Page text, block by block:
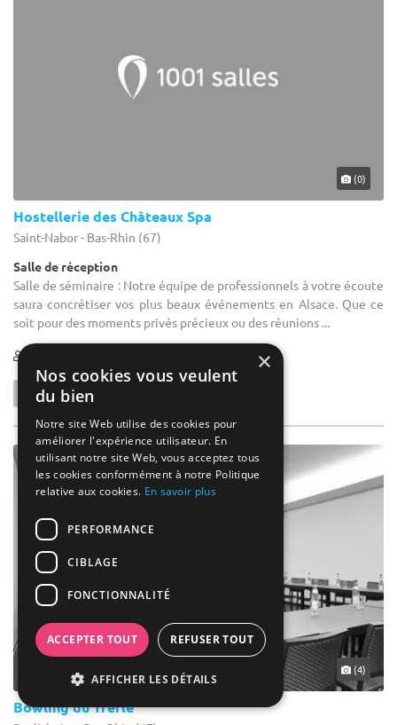
(0)
Hostellerie des Châteaux Spa
Saint-Nabor - Bas-Rhin (67)
Salle de réception
Salle de séminaire : Notre équipe de professionnels à votre écoute
saura concrétiser vos plus beaux événements en Alsace. Que ce
soit pour des moments privés précieux ou des réunions ...
(4)
Bowling du Trèfle
×
Nos cookies vous veulent
du bien
Notre site Web utilise des cookies pour
améliorer l'expérience utilisateur. En
utilisant notre site Web, vous acceptez tous
les cookies conformément à notre Politique
relative aux cookies. En savoir plus
PERFORMANCE
CIBLAGE
FONCTIONNALITÉ
ACCEPTER TOUT REFUSER TOUT
AFFICHER LES DÉTAILS